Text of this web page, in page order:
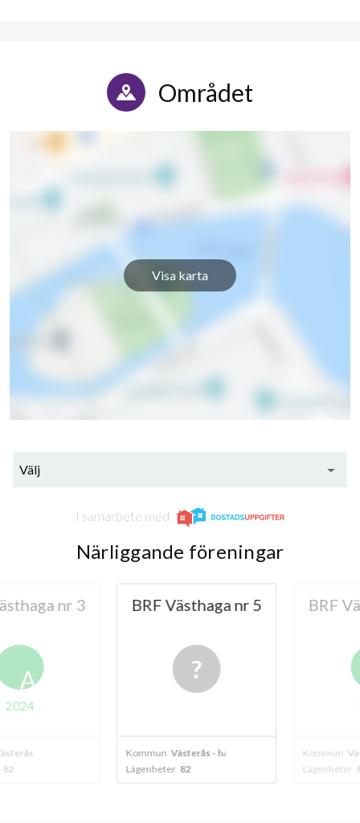
69
Området
Visa karta
Välj
I samarbete med
Närliggande föreningar
nr 3
A
BRF Västhaga nr 5
Kommun Västerås - haga
Lägenheter 82
BRF
Kommun
Lägenheter 83